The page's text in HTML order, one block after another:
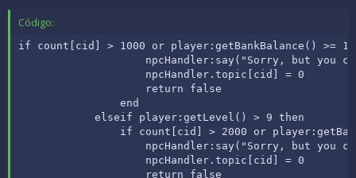
Código:
if count[cid] > 1000 or player:getBankBalance() >=
npcHandler:say("Sorry, but you
                    npcHandler.topic[cid] = 0
                    return false
                end
            elseif player:getLevel() > 9 then
if count[cid] > 2000 or
npcHandler:say("Sorry, but you
                    npcHandler.topic[cid] = 0
                    return false